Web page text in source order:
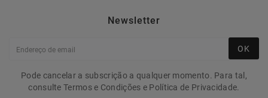
Newsletter
OK
Pode cancelar a subscrição a qualquer momento. Para tal,
consulte Termos e Condições e Política de Privacidade.